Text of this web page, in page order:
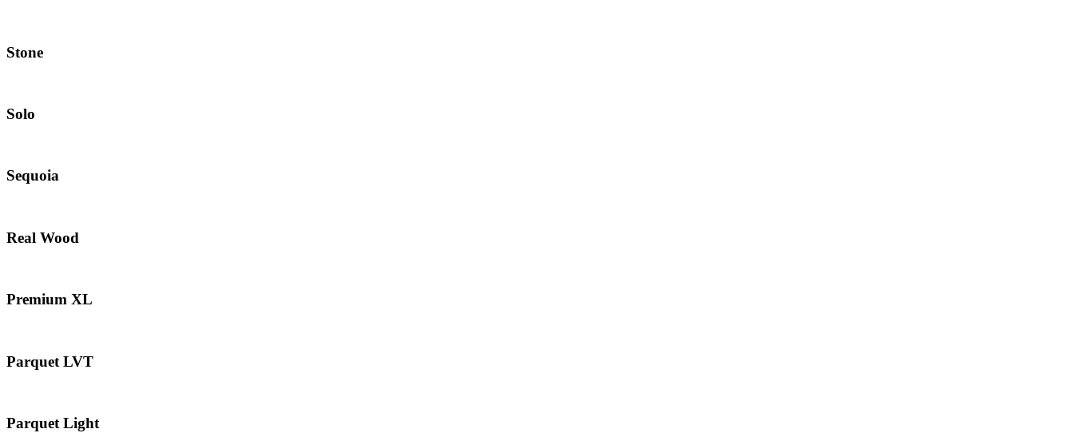
Stone
Solo
Sequoia
Real Wood
Premium XL
Parquet LVT
Parquet Light